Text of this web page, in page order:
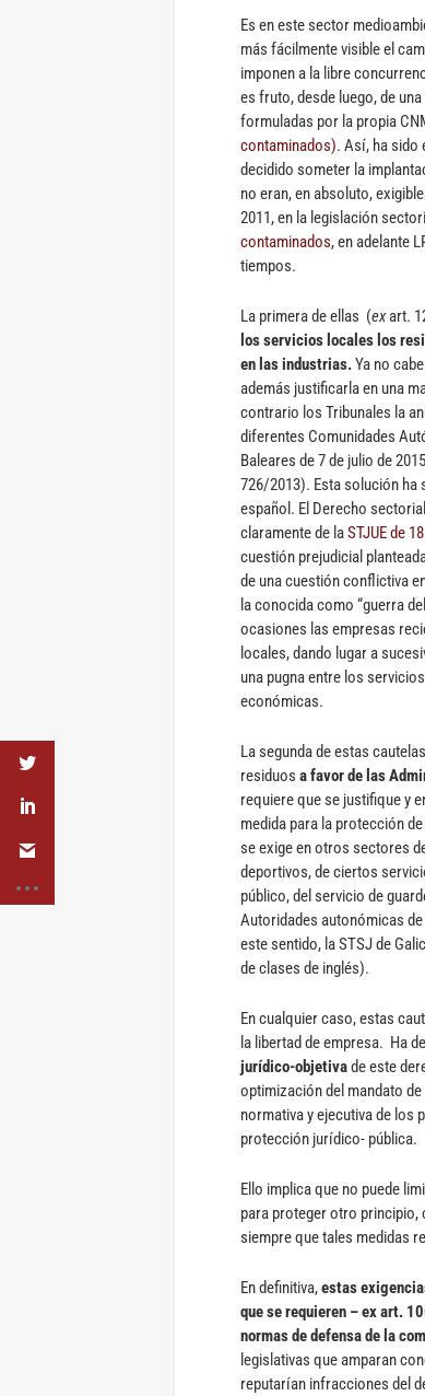
Es en este sector
más fácilmente visible el
imponen a la libre
es fruto, desde luego, de
formuladas por la propia
contaminados). Así, ha sido
decidido someter la
no eran, en absoluto,
2011, en la legislación
contaminados, en adelante
tiempos.
La primera de ellas (exart.
los servicios locales los
en las industrias.Ya no
además justificarla en una
contrario los Tribunales la
diferentes Comunidades
Baleares de 7 de julio de
726/2013). Esta solución ha
español. El Derecho
claramente de laSTJUE de
cuestión prejudicial
de una cuestión conflictiva
la conocida como “guerra
ocasiones las empresas
locales, dando lugar a
una pugna entre los
económicas.
La segunda de estas
residuos a favor de las
requiere que se justifique y
medida para la protección
se exige en otros sectores
deportivos, de ciertos
público, del servicio de
Autoridades autonómicas
este sentido, la STSJ de
de clases de inglés).
En cualquier caso, estas
la libertad de empresa. Ha
jurídico-objetivade este
optimización del mandato
normativa y ejecutiva de los
protección jurídico- pública.
Ello implica que no puede
para proteger otro principio,
siempre que tales medidas
En definitiva,estas
que se requieren – ex art.
normas de defensa de la
legislativas que amparan
reputarían infracciones del